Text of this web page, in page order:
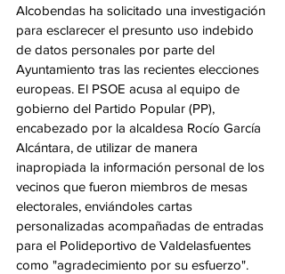
Alcobendas ha solicitado una investigación
para esclarecer el presunto uso indebido
de datos personales por parte del
Ayuntamiento tras las recientes elecciones
europeas. El PSOE acusa al equipo de
gobierno del Partido Popular (PP),
encabezado por la alcaldesa Rocío García
Alcántara, de utilizar de manera
inapropiada la información personal de los
vecinos que fueron miembros de mesas
electorales, enviándoles cartas
personalizadas acompañadas de entradas
para el Polideportivo de Valdelasfuentes
como "agradecimiento por su esfuerzo".